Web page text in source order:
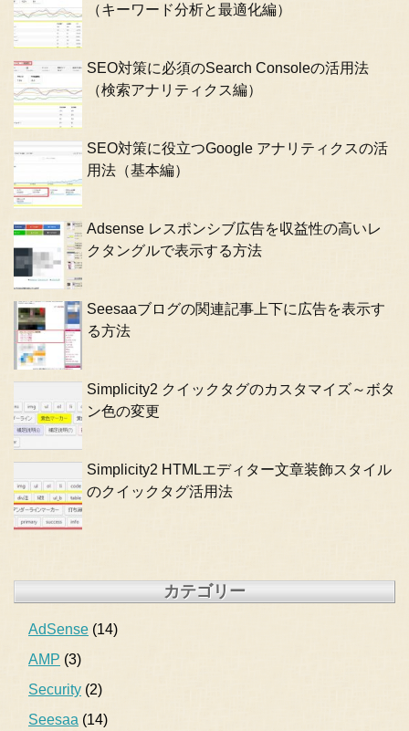
（キーワード分析と最適化編）
SEO対策に必須のSearch Consoleの活用法
（検索アナリティクス編）
SEO対策に役立つGoogle アナリティクスの活
用法（基本編）
Adsense レスポンシブ広告を収益性の高いレ
クタングルで表示する方法
Seesaaブログの関連記事上下に広告を表示す
る方法
Simplicity2 クイックタグのカスタマイズ～ボタ
ン色の変更
Simplicity2 HTMLエディター文章装飾スタイル
のクイックタグ活用法
カテゴリー
AdSense (14)
AMP (3)
Security (2)
Seesaa (14)